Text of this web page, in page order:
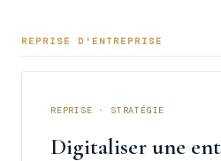
REPRISE D'ENTREPRISE
REPRISE · STRATÉGIE
Digitaliser une